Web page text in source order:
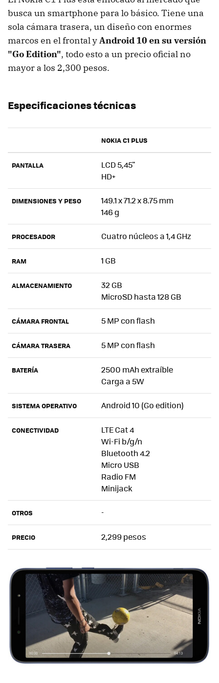
busca un smartphone para lo básico. Tiene una
sola cámara trasera, un diseño con enormes
marcos en el frontal yAndroid 10 en su versión
"Go Edition", todo esto a un precio oficial no
mayor a los 2,300 pesos.
Especificaciones técnicas
NOKIA C1 PLUS
PANTALLA
LCD 5,45"
HD+
DIMENSIONES Y PESO
149.1 x 71.2 x 8.75 mm
146 g
PROCESADOR Cuatro núcleos a 1,4 GHz
RAM 1 GB
ALMACENAMIENTO
32 GB
MicroSD hasta 128 GB
CÁMARA FRONTAL 5 MP con flash
CÁMARA TRASERA 5 MP con flash
BATERÍA
2500 mAh extraíble
Carga a 5W
SISTEMA OPERATIVO Android 10 (Go edition)
CONECTIVIDAD
LTE Cat 4
Wi-Fi b/g/n
Bluetooth 4.2
Micro USB
Radio FM
Minijack
OTROS -
PRECIO 2,299 pesos